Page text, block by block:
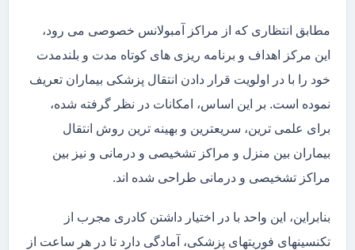
مطابق انتظاری که از مراکز آمبولانس خصوصی می رود،
این مرکز اهداف و برنامه ریزی های کوتاه مدت و بلندمدت
خود را با در اولویت قرار دادن انتقال پزشکی بیماران تعریف
نموده است. بر این اساس، امکانات در نظر گرفته شده،
برای علمی ترین، سریعترین و بهینه ترین روش انتقال
بیماران بین منزل و مراکز تشخیصی و درمانی و نیز بین
مراکز تشخیصی و درمانی طراحی شده اند.
بنابراین، این واحد با در اختیار داشتن کادری مجرب از
تکنسینهای فوریتهای پزشکی، آمادگی دارد تا در هر ساعت از